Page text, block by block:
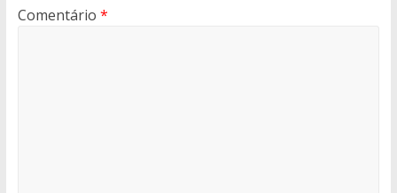
Comentário *